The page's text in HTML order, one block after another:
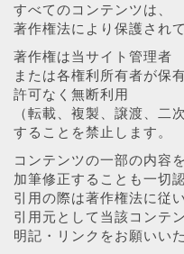
すべてのコンテンツは、
著作権法により保護され
著作権は当サイト管理者
または各権利所有者が保
許可なく無断利用
（転載、複製、譲渡、二
することを禁止します。
コンテンツの一部の内容
加筆修正することも一切
引用の際は著作権法に従い
引用元として当該コンテ
明記・リンクをお願いい